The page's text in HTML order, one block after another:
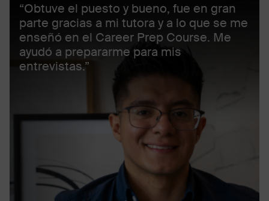
“Obtuve el puesto y bueno, fue en gran
parte gracias a mi tutora y a lo que se me
enseñó en el Career Prep Course. Me
ayudó a prepararme para mis
entrevistas.”